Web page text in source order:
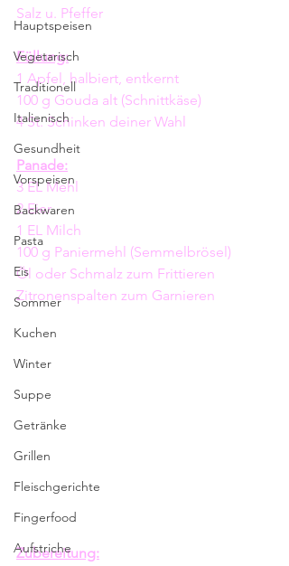
Hauptspeisen
Vegetarisch
Traditionell
Italienisch
Gesundheit
Vorspeisen
Backwaren
Pasta
Eis
Sommer
Kuchen
Winter
Suppe
Getränke
Grillen
Fleischgerichte
Fingerfood
Aufstriche
Salz u. Pfeffer
Füllung:
1 Apfel, halbiert, entkernt
100 g Gouda alt (Schnittkäse)
4 St. Schinken deiner Wahl
Panade:
3 EL Mehl
2 Eier
1 EL Milch
100 g Paniermehl (Semmelbrösel)
Öl oder Schmalz zum Frittieren
Zitronenspalten zum Garnieren
Zubereitung: